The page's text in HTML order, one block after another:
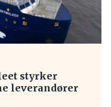
styrker
leverandører